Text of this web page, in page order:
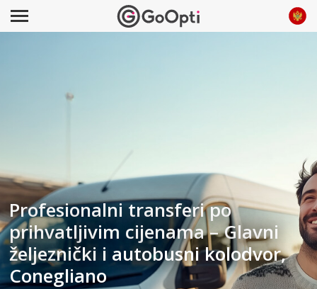
Profesionalni transferi po
prihvatljivim cijenama – Glavni
željeznički i autobusni kolodvor,
Conegliano